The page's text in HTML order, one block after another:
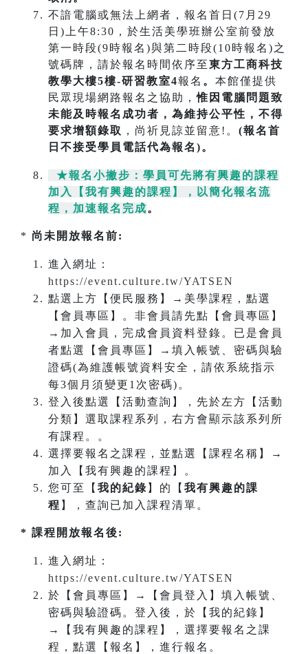
不諳電腦或無法上網者，報名首日(7月29
日)上午8:30，於生活美學班辦公室前發放
第一時段(9時報名)與第二時段(10時報名)之
號碼牌，請於報名時間依序至東方工商科技
教學大樓5樓-研習教室4報名 。 本館僅提供
民眾現場網路報名之協助，惟因電腦問題致
未能及時報名成功者，為維持公平性，不得
要求增額錄取 ，尚祈見諒並留意!。 (報名首
日不接受學員電話代為報名)。
★報名小撇步：學員可先將有興趣的課程
加入【我有興趣的課程】，以簡化報名流
程，加速報名完成。
* 尚未開放報名前:
進入網址：
https://event.culture.tw/YATSEN
點選上方【便民服務】→美學課程，點選
【會員專區】。非會員請先點【會員專區】
→加入會員，完成會員資料登錄。已是會員
者點選【會員專區】→填入帳號、密碼與驗
證碼(為維護帳號資料安全，請依系統指示
每3個月須變更1次密碼)。
登入後點選【活動查詢】，先於左方【活動
分類】選取課程系列，右方會顯示該系列所
有課程。。
選擇要報名之課程，並點選【課程名稱】→
加入【我有興趣的課程】。
您可至【 我的紀錄 】的【 我有興趣的課
程 】，查詢已加入課程清單。
* 課程開放報名後:
進入網址：
https://event.culture.tw/YATSEN
於【會員專區】→【會員登入】填入帳號、
密碼與驗證碼。登入後，於【我的紀錄】
→【我有興趣的課程】，選擇要報名之課
程，點選【報名】，進行報名。